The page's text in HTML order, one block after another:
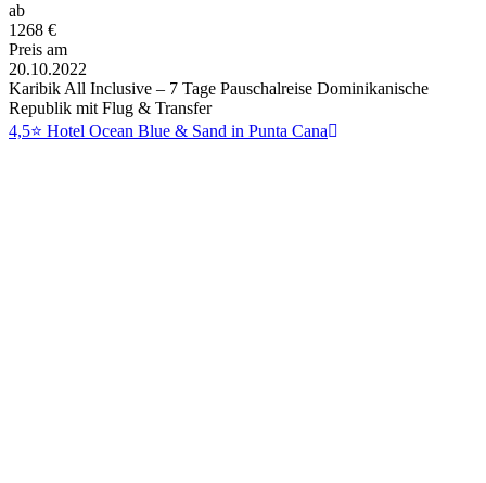
ab
1268 €
Preis am
20.10.2022
Karibik All Inclusive – 7 Tage Pauschalreise Dominikanische
Republik mit Flug & Transfer
4,5⭐ Hotel Ocean Blue & Sand in Punta Cana